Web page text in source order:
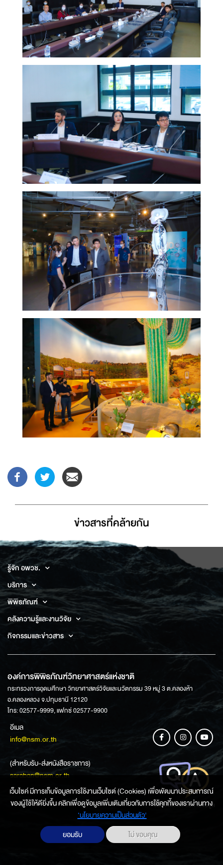
ข่าวสารที่่คล้ายกัน
รู้จัก อพวช.
บริการ
พิพิธภัณฑ์
คลังความรู้และงานวิจัย
กิจกรรมและข่าวสาร
องค์การพิพิธภัณฑ์วิทยาศาสตร์แห่งชาติ
กระทรวงการอุดมศึกษา วิทยาศาสตร์วิจัยและนวัตกรรม 39 หมู่ 3 ต.คลองห้า
อ.คลองหลวง จ.ปทุมธานี 12120
โทร: 02577-9999, แฟกซ์ 02577-9900
อีเมล
info@nsm.or.th
(สำหรับรับ-ส่งหนังสือราชการ)
saraban@nsm.or.th
ช่องทางการสอบถามข้อมูล
เว็บไซค์ มีการเก็บข้อมูลการใช้งานเว็บไซต์ (Cookies) เพื่อพัฒนาประสบการณ์
ของผู้ใช้ให้ดียิ่งขึ้น คลิกเพื่อดูข้อมูลเพิ่มเติมเกี่ยวกับการใช้คุกกี้ของเราผ่านทาง
‘นโยบายความเป็นส่วนตัว'
ยอมรับ
ไม่ ขอบคุณ